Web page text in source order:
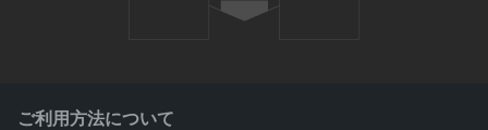
ご利用方法について